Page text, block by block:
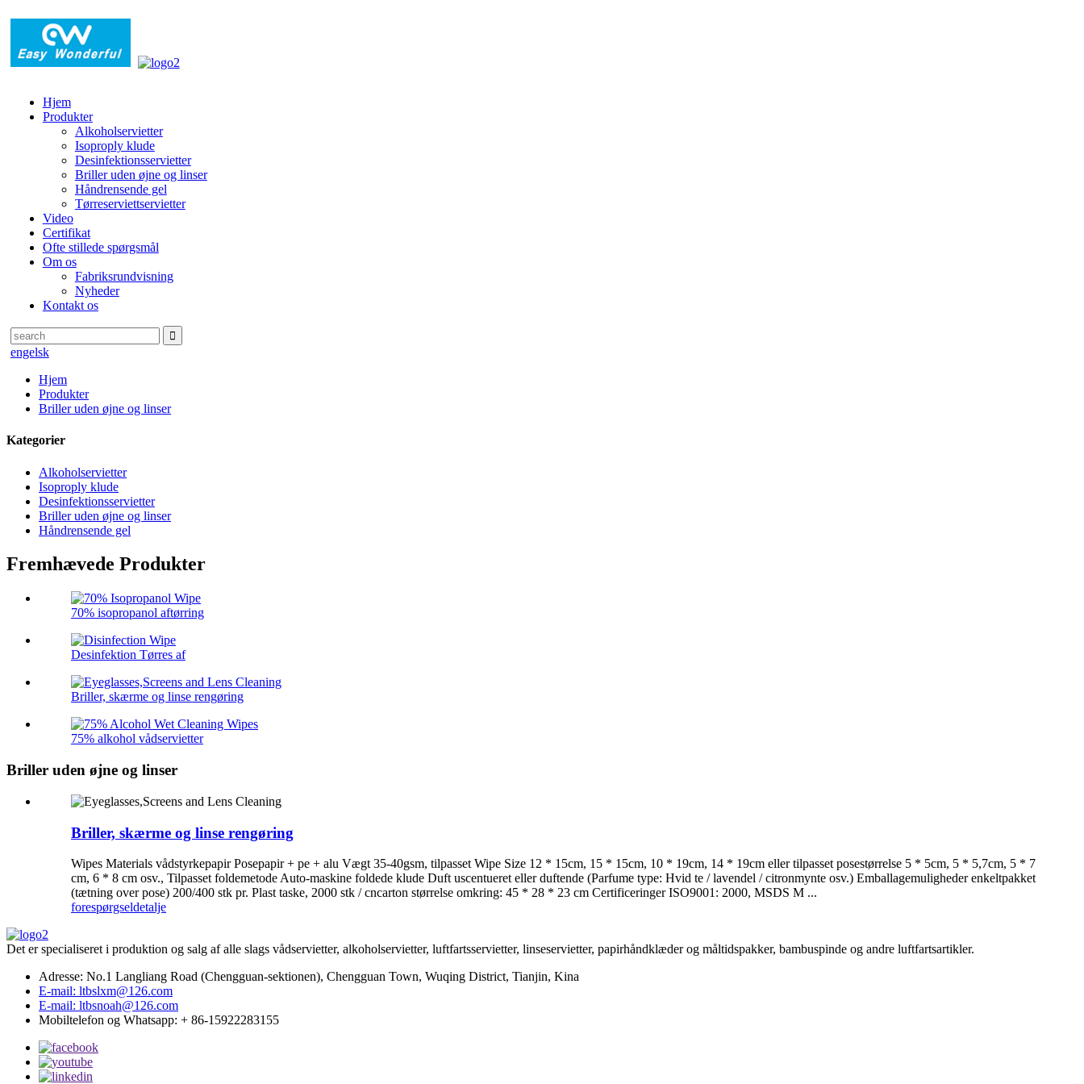
Hjem
Produkter
Alkoholservietter
Isoproply klude
Desinfektionsservietter
Briller uden øjne og linser
Håndrensende gel
Tørreserviettservietter
Video
Certifikat
Ofte stillede spørgsmål
Om os
Fabriksrundvisning
Nyheder
Kontakt os
engelsk
Hjem
Produkter
Briller uden øjne og linser
Kategorier
Alkoholservietter
Isoproply klude
Desinfektionsservietter
Briller uden øjne og linser
Håndrensende gel
Fremhævede Produkter
70% isopropanol aftørring
Desinfektion Tørres af
Briller, skærme og linse rengøring
75% alkohol vådservietter
Briller uden øjne og linser
Briller, skærme og linse rengøring
Wipes Materials vådstyrkepapir Posepapir + pe + alu Vægt 35-40gsm, tilpasset Wipe Size 12 * 15cm, 15 * 15cm, 10 * 19cm, 14 * 19cm eller tilpasset posestørrelse 5 * 5cm, 5 * 5,7cm, 5 * 7
cm, 6 * 8 cm osv., Tilpasset foldemetode Auto-maskine foldede klude Duft uscentueret eller duftende (Parfume type: Hvid te / lavendel / citronmynte osv.) Emballagemuligheder enkeltpakket
(tætning over pose) 200/400 stk pr. Plast taske, 2000 stk / cncarton størrelse omkring: 45 * 28 * 23 cm Certificeringer ISO9001: 2000, MSDS M ...
forespørgseldetalje
Det er specialiseret i produktion og salg af alle slags vådservietter, alkoholservietter, luftfartsservietter, linseservietter, papirhåndklæder og måltidspakker, bambuspinde og andre luftfartsartikler.
Adresse: No.1 Langliang Road (Chengguan-sektionen), Chengguan Town, Wuqing District, Tianjin, Kina
E-mail: ltbslxm@126.com
E-mail: ltbsnoah@126.com
Mobiltelefon og Whatsapp: + 86-15922283155